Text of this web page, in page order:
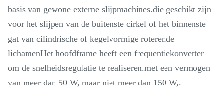
basis van gewone externe slijpmachines.die geschikt zijn
voor het slijpen van de buitenste cirkel of het binnenste
gat van cilindrische of kegelvormige roterende
lichamenHet hoofdframe heeft een frequentiekonverter
om de snelheidsregulatie te realiseren.met een vermogen
van meer dan 50 W, maar niet meer dan 150 W,.